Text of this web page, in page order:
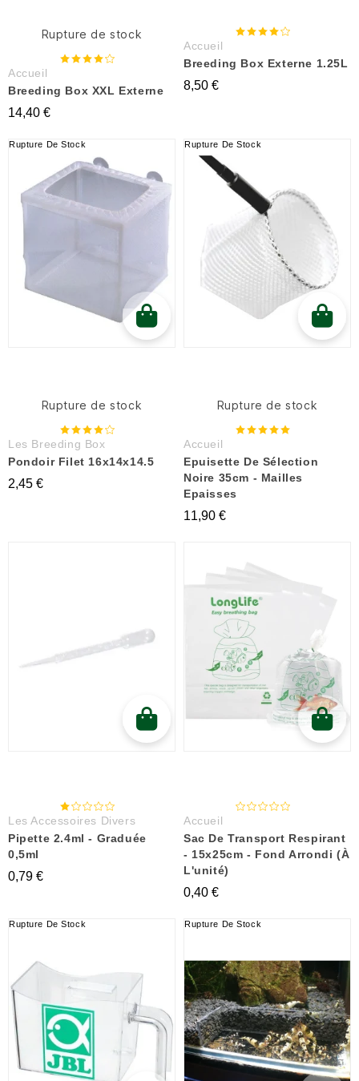
Rupture de stock
Accueil
Breeding Box XXL Externe
14,40 €
Accueil
Breeding Box Externe 1.25L
8,50 €
Rupture De Stock
Rupture de stock
Les Breeding Box
Pondoir Filet 16x14x14.5
2,45 €
Rupture De Stock
Rupture de stock
Accueil
Epuisette De Sélection
Noire 35cm - Mailles
Epaisses
11,90 €
Les Accessoires Divers
Pipette 2.4ml - Graduée
0,5ml
0,79 €
Accueil
Sac De Transport Respirant
- 15x25cm - Fond Arrondi (à
L'unité)
0,40 €
Rupture De Stock Rupture De Stock